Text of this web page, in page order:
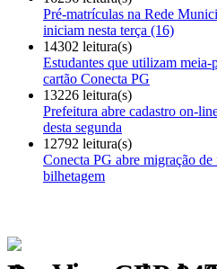
Pré-matrículas na Rede
iniciam nesta terça (16)
14302 leitura(s)
Estudantes que utilizam meia-
cartão Conecta PG
13226 leitura(s)
Prefeitura abre cadastro on-
desta segunda
12792 leitura(s)
Conecta PG abre migração
bilhetagem